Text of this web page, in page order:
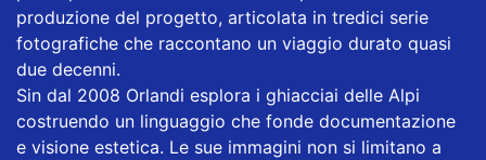
produzione del progetto, articolata in tredici serie
fotografiche che raccontano un viaggio durato quasi
due decenni.
Sin dal 2008 Orlandi esplora i ghiacciai delle Alpi
costruendo un linguaggio che fonde documentazione
e visione estetica. Le sue immagini non si limitano a